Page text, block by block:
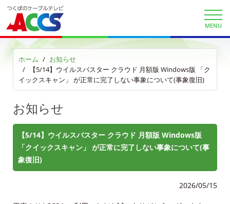
MENU
ホーム
お知らせ
【5/14】ウイルスバスター クラウド 月額版 Windows版 「ク
イックスキャン」 が正常に完了しない事象について(事象復旧)
お知らせ
【5/14】ウイルスバスター クラウド 月額版 Windows版
「クイックスキャン」 が正常に完了しない事象について(事
象復旧)
2026/05/15
放送番組審議会議事録
個人情報保護方針
人材募集
Service guidance (in English)
Channel Table